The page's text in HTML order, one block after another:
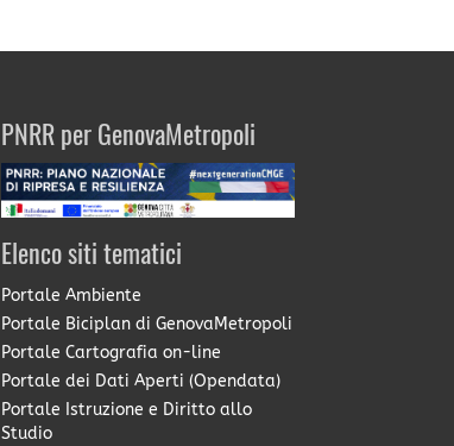
PNRR per GenovaMetropoli
Elenco siti tematici
Portale Ambiente
Portale Biciplan di GenovaMetropoli
Portale Cartografia on-line
Portale dei Dati Aperti (Opendata)
Portale Istruzione e Diritto allo
Studio